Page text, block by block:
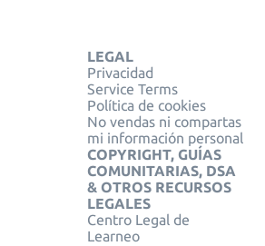
LEGAL
Privacidad
Service Terms
Política de cookies
No vendas ni compartas
mi información personal
COPYRIGHT, GUÍAS
COMUNITARIAS, DSA
& OTROS RECURSOS
LEGALES
Centro Legal de
Learneo